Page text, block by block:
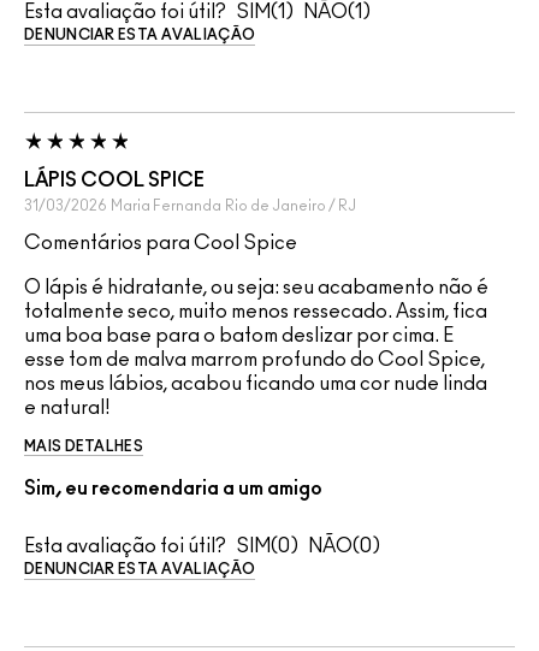
Esta avaliação foi útil? 1 1
DENUNCIAR ESTA AVALIAÇÃO
LÁPIS COOL SPICE
31/03/2026 Maria Fernanda Rio de Janeiro / RJ
Comentários para Cool Spice
O lápis é hidratante, ou seja: seu acabamento não é
totalmente seco, muito menos ressecado. Assim, fica
uma boa base para o batom deslizar por cima. E
esse tom de malva marrom profundo do Cool Spice,
nos meus lábios, acabou ficando uma cor nude linda
e natural!
MAIS DETALHES
Sim, eu recomendaria a um amigo
Esta avaliação foi útil? 0 0
DENUNCIAR ESTA AVALIAÇÃO